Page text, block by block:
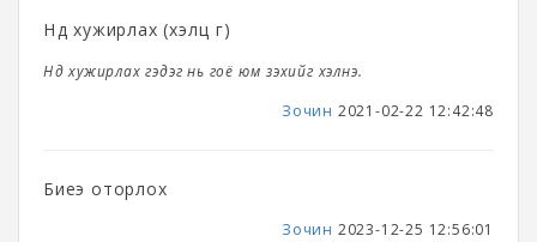
Нүд хужирлах (хэлц үг)
Нүд хужирлах гэдэг нь гоё юм үзэхийг хэлнэ.
Зочин 2021-02-22 12:42:48
Биеэ оторлох
Зочин 2023-12-25 12:56:01